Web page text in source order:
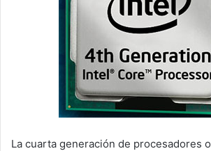
La cuarta generación de procesadores o